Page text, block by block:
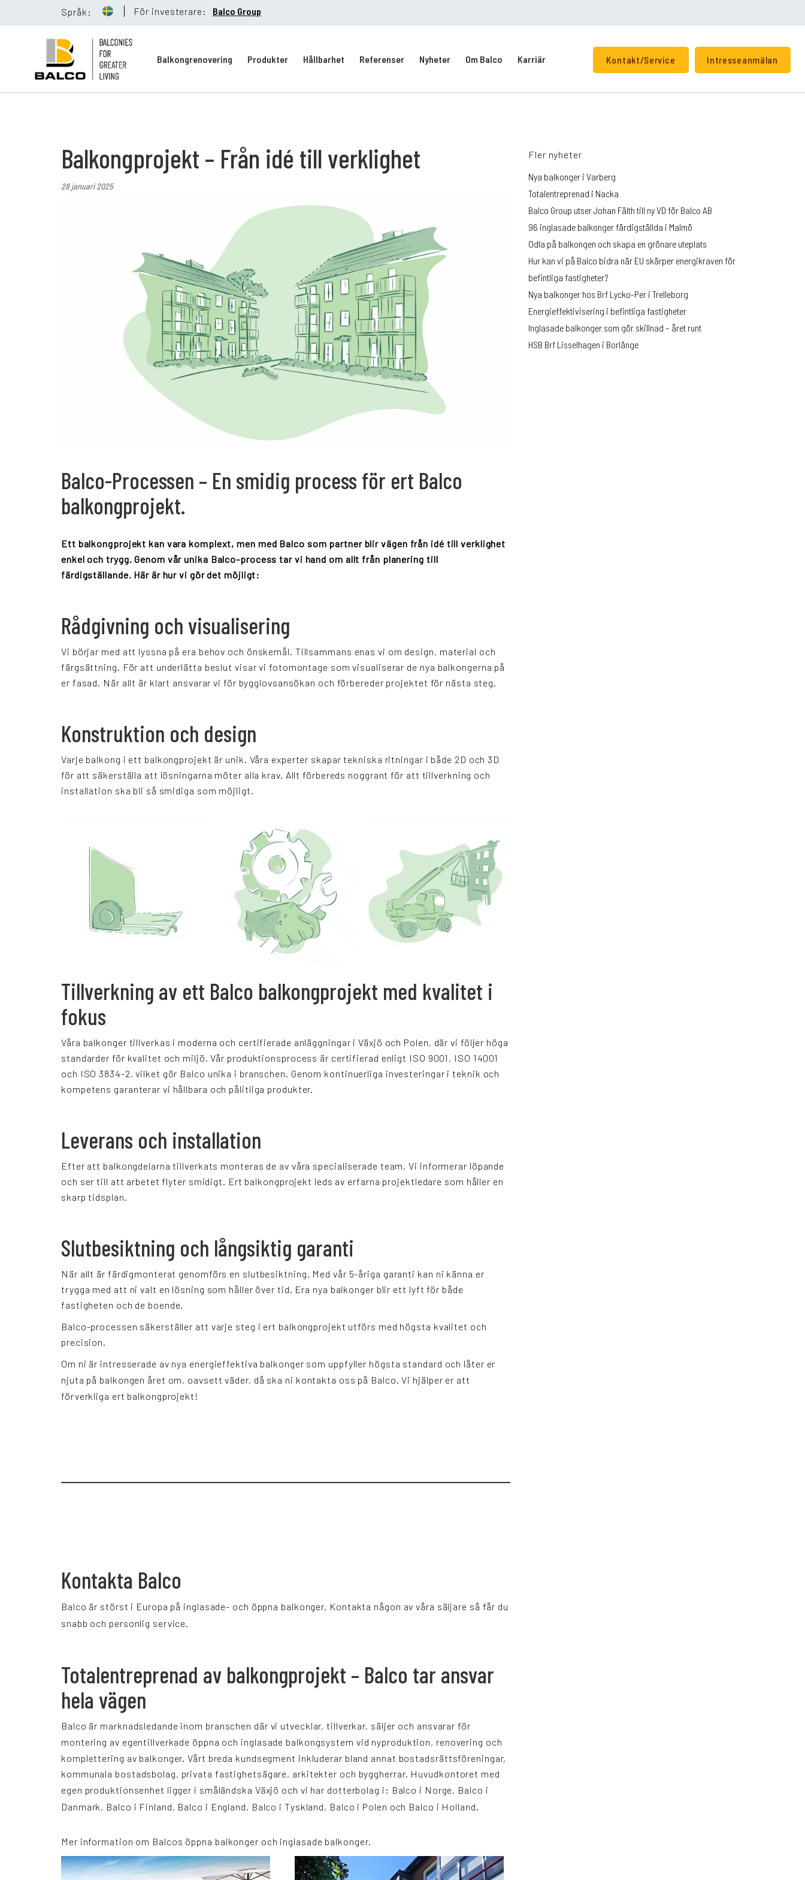
Språk: För investerare: Balco Group
Balkongrenovering Produkter Hållbarhet Referenser Nyheter Om Balco Karriär Kontakt/Service Intresseanmälan
Referenser
Nyheter
+
Karriär
Språk:
NL
Balkongprojekt – Från idé till verklighet
28 januari 2025
Balco-Processen – En smidig process för ert Balco
balkongprojekt.
Ett balkongprojekt kan vara komplext, men med Balco som partner blir vägen från idé till verklighet
enkel och trygg. Genom vår unika Balco-process tar vi hand om allt från planering till
färdigställande. Här är hur vi gör det möjligt:
Rådgivning och visualisering
Vi börjar med att lyssna på era behov och önskemål. Tillsammans enas vi om design, material och
färgsättning. För att underlätta beslut visar vi fotomontage som visualiserar de nya balkongerna på
er fasad. När allt är klart ansvarar vi för bygglovsansökan och förbereder projektet för nästa steg.
Konstruktion och design
Varje balkong i ett balkongprojekt är unik. Våra experter skapar tekniska ritningar i både 2D och 3D
för att säkerställa att lösningarna möter alla krav. Allt förbereds noggrant för att tillverkning och
installation ska bli så smidiga som möjligt.
Tillverkning av ett Balco balkongprojekt med kvalitet i
fokus
Våra balkonger tillverkas i moderna och certifierade anläggningar i Växjö och Polen, där vi följer höga
standarder för kvalitet och miljö. Vår produktionsprocess är certifierad enligt ISO 9001, ISO 14001
och ISO 3834-2, vilket gör Balco unika i branschen. Genom kontinuerliga investeringar i teknik och
kompetens garanterar vi hållbara och pålitliga produkter.
Leverans och installation
Efter att balkongdelarna tillverkats monteras de av våra specialiserade team. Vi informerar löpande
och ser till att arbetet flyter smidigt. Ert balkongprojekt leds av erfarna projektledare som håller en
skarp tidsplan.
Slutbesiktning och långsiktig garanti
När allt är färdigmonterat genomförs en slutbesiktning. Med vår 5-åriga garanti kan ni känna er
trygga med att ni valt en lösning som håller över tid. Era nya balkonger blir ett lyft för både
fastigheten och de boende.
Balco-processen säkerställer att varje steg i ert balkongprojekt utförs med högsta kvalitet och
precision.
Om ni är intresserade av nya energieffektiva balkonger som uppfyller högsta standard och låter er
njuta på balkongen året om, oavsett väder, då ska ni kontakta oss på Balco. Vi hjälper er att
förverkliga ert balkongprojekt!
Kontakta Balco
Balco är störst i Europa på inglasade- och öppna balkonger. Kontakta någon av våra säljare så får du
snabb och personlig service.
Totalentreprenad av balkongprojekt – Balco tar ansvar
hela vägen
Balco är marknadsledande inom branschen där vi utvecklar, tillverkar, säljer och ansvarar för
montering av egentillverkade öppna och inglasade balkongsystem vid nyproduktion, renovering och
komplettering av balkonger. Vårt breda kundsegment inkluderar bland annat bostadsrättsföreningar,
kommunala bostadsbolag, privata fastighetsägare, arkitekter och byggherrar. Huvudkontoret med
egen produktionsenhet ligger i småländska Växjö och vi har dotterbolag i: Balco i Norge, Balco i
Danmark, Balco i Finland, Balco i England, Balco i Tyskland, Balco i Polen och Balco i Holland.
Mer information om Balcos öppna balkonger och inglasade balkonger.
Fler nyheter
Nya balkonger i Varberg
Totalentreprenad i Nacka
Balco Group utser Johan Fälth till ny VD för Balco AB
96 inglasade balkonger färdigställda i Malmö
Odla på balkongen och skapa en grönare uteplats
Hur kan vi på Balco bidra när EU skärper energikraven för
befintliga fastigheter?
Nya balkonger hos Brf Lycko-Per i Trelleborg
Energieffektivisering i befintliga fastigheter
Inglasade balkonger som gör skillnad – året runt
HSB Brf Lisselhagen i Borlänge